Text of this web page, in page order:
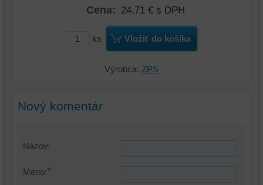
Cena: 24,71 € s DPH
ks Vložiť do košíka
Výrobca: ZPS
Nový komentár
Názov:
Meno:*